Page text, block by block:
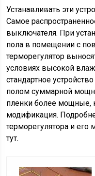
Устанавливать эти
Самое
выключателя. При
пола в помещении с
терморегулятор
условиях высокой
стандартное
полом суммарной
пленки более мощные,
модификация.
терморегулятора и его
тут.